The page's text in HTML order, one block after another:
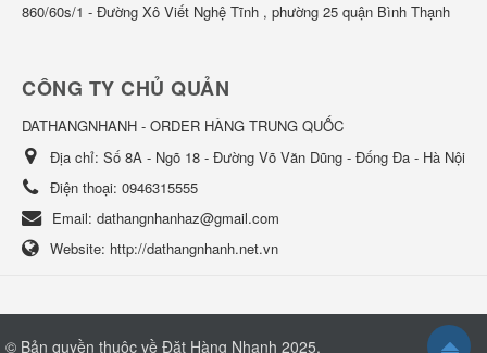
860/60s/1 - Đường Xô Viết Nghệ Tĩnh , phường 25 quận Bình Thạnh
CÔNG TY CHỦ QUẢN
DATHANGNHANH - ORDER HÀNG TRUNG QUỐC
Địa chỉ: Số 8A - Ngõ 18 - Đường Võ Văn Dũng - Đống Đa - Hà Nội
Điện thoại: 0946315555
Email: dathangnhanhaz@gmail.com
Website: http://dathangnhanh.net.vn
© Bản quyền thuộc về Đặt Hàng Nhanh 2025.